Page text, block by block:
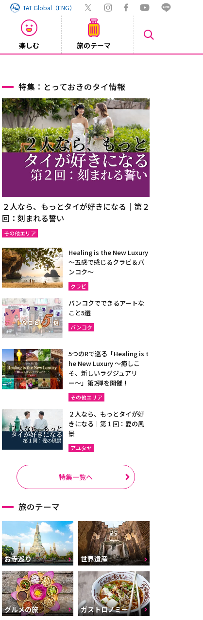
TAT Global（ENG）
楽しむ 旅のテーマ
特集：とっておきのタイ情報
２人なら、もっとタイが好きになる｜第２
回：刻まれる誓い
その他エリア
Healing is the New Luxury
～五感で感じるクラビ＆バ
ンコク～
クラビ
バンコクでできるアートな
こと5選
バンコク
5つのRで巡る「Healing is t
he New Luxury ～癒しこ
そ、新しいラグジュアリ
ー〜」第2弾を開催！
その他エリア
２人なら、もっとタイが好
きになる｜第１回：愛の風
景
アユタヤ
特集一覧へ
旅のテーマ
お寺巡り 世界遺産
グルメの旅 ガストロノミー